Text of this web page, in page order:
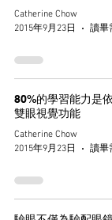
Catherine Chow
2015年9月23日
讀畢
80%的學習能力是
雙眼視覺功能
Catherine Chow
2015年9月23日
讀畢